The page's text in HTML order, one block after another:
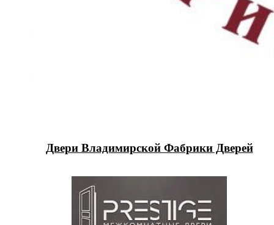
Двери Владимирской Фабрики Дверей